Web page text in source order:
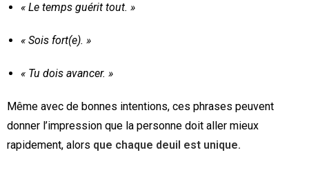
« Le temps guérit tout. »
« Sois fort(e). »
« Tu dois avancer. »
Même avec de bonnes intentions, ces phrases peuvent
donner l’impression que la personne doit aller mieux
rapidement, alors que chaque deuil est unique.